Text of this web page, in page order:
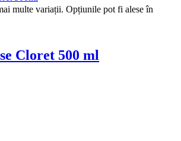
multe variații. Opțiunile pot fi alese în
Cloret 500 ml